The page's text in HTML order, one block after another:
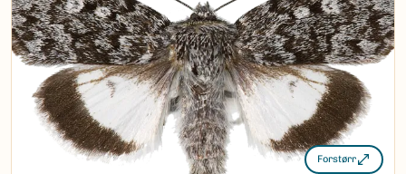
Takson ID:30608
Gå til Nortaxa for flere detaljer
(Ekstern lenke)
Forstørr